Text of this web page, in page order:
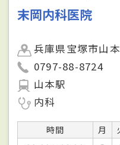
末岡内科医院
兵庫県宝塚市山
0797-88-8724
山本駅
内科
時間 月